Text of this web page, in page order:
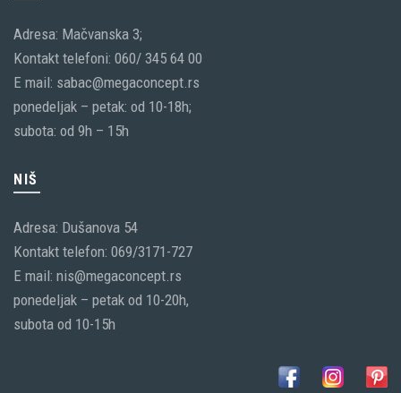
Adresa: Mačvanska 3;
Kontakt telefoni: 060/ 345 64 00
E mail: sabac@megaconcept.rs
ponedeljak – petak: od 10-18h;
subota: od 9h – 15h
NIŠ
Adresa: Dušanova 54
Kontakt telefon: 069/3171-727
E mail: nis@megaconcept.rs
ponedeljak – petak od 10-20h,
subota od 10-15h